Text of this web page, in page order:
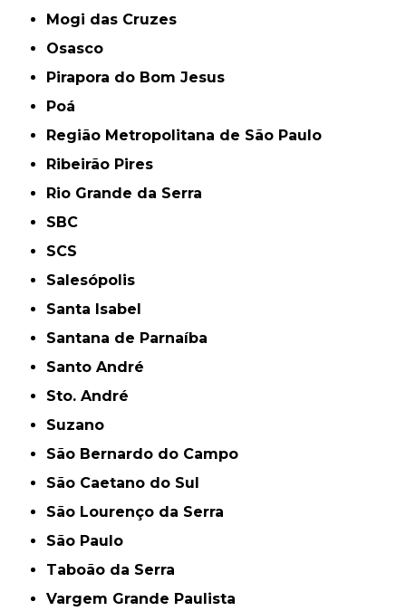
Mogi das Cruzes
Osasco
Pirapora do Bom Jesus
Poá
Região Metropolitana de São Paulo
Ribeirão Pires
Rio Grande da Serra
SBC
SCS
Salesópolis
Santa Isabel
Santana de Parnaíba
Santo André
Sto. André
Suzano
São Bernardo do Campo
São Caetano do Sul
São Lourenço da Serra
São Paulo
Taboão da Serra
Vargem Grande Paulista